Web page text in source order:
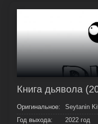
Книга дьявола
Оригинальное:
Seytanin
Год выхода:
2022 год